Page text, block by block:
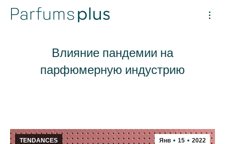
Влияние пандемии на
парфюмерную индустрию
Янв 15 2022
TENDANCES